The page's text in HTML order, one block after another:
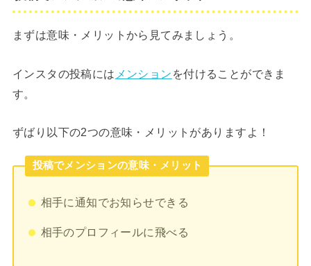
まずは意味・メリットから見てみましょう。
インスタの投稿には メンション を付けることができま
す。
ずばり以下の2つの意味・メリットがありますよ！
投稿でメンションの意味・メリット
相手に通知でお知らせできる
相手のプロフィールに飛べる